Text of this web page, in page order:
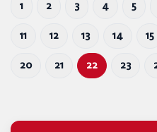
1 2 3 4 5
11 12 13 14 15
20 21 22 23